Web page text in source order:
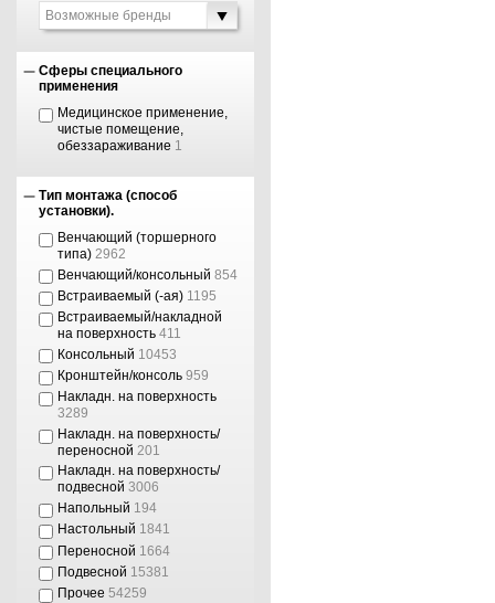
Возможные бренды
Сферы специального
применения
Медицинское применение,
чистые помещение,
обеззараживание 1
Тип монтажа (способ
установки).
Венчающий (торшерного
типа) 2962
Венчающий/консольный 854
Встраиваемый (-ая) 1195
Встраиваемый/накладной
на поверхность 411
Консольный 10453
Кронштейн/консоль 959
Накладн. на поверхность
3289
Накладн. на поверхность/
переносной 201
Накладн. на поверхность/
подвесной 3006
Напольный 194
Настольный 1841
Переносной 1664
Подвесной 15381
Прочее 54259